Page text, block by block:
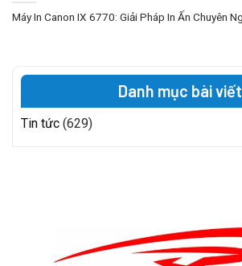
Danh mục bài viết
Tin tức (629)
Máy In Canon IX 6770: Giải Pháp In Ấn Chuyên